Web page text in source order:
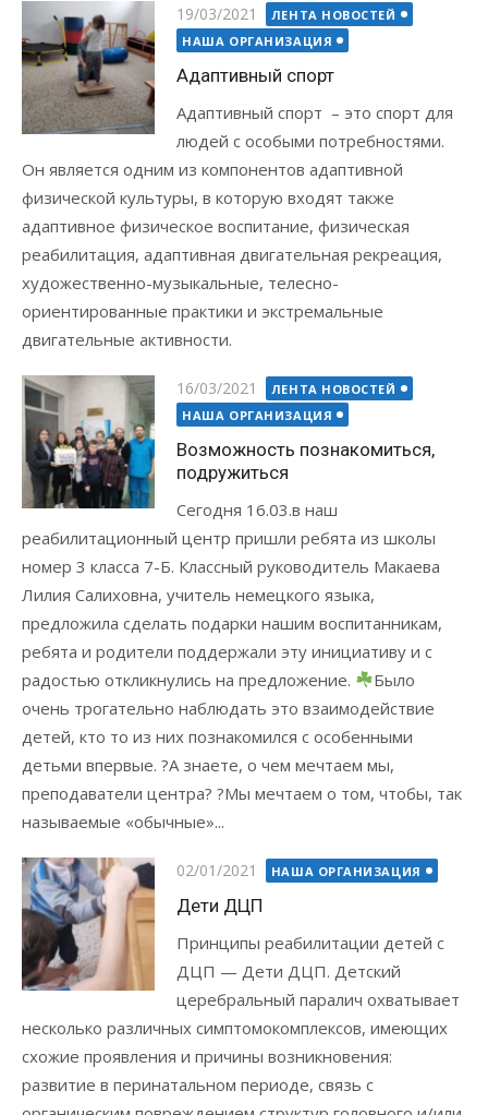
Posted
on
19/03/2021
ЛЕНТА НОВОСТЕЙ
НАША ОРГАНИЗАЦИЯ
Адаптивный спорт
Адаптивный спорт – это спорт для
людей с особыми потребностями.
Он является одним из компонентов адаптивной
физической культуры, в которую входят также
адаптивное физическое воспитание, физическая
реабилитация, адаптивная двигательная рекреация,
художественно-музыкальные, телесно-
ориентированные практики и экстремальные
двигательные активности.
Posted
on
16/03/2021
ЛЕНТА НОВОСТЕЙ
НАША ОРГАНИЗАЦИЯ
Возможность познакомиться,
подружиться
Сегодня 16.03.в наш
реабилитационный центр пришли ребята из школы
номер 3 класса 7-Б. Классный руководитель Макаева
Лилия Салиховна, учитель немецкого языка,
предложила сделать подарки нашим воспитанникам,
ребята и родители поддержали эту инициативу и с
радостью откликнулись на предложение.
Было
очень трогательно наблюдать это взаимодействие
детей, кто то из них познакомился с особенными
детьми впервые. ?А знаете, о чем мечтаем мы,
преподаватели центра? ?Мы мечтаем о том, чтобы, так
называемые «обычные»...
Posted
on
02/01/2021 НАША ОРГАНИЗАЦИЯ
Дети ДЦП
Принципы реабилитации детей с
ДЦП — Дети ДЦП. Детский
церебральный паралич охватывает
несколько различных симптомокомплексов, имеющих
схожие проявления и причины возникновения:
развитие в перинатальном периоде, связь с